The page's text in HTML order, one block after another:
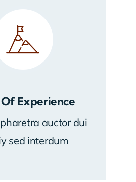
Of Experience
auctor dui
sed interdum